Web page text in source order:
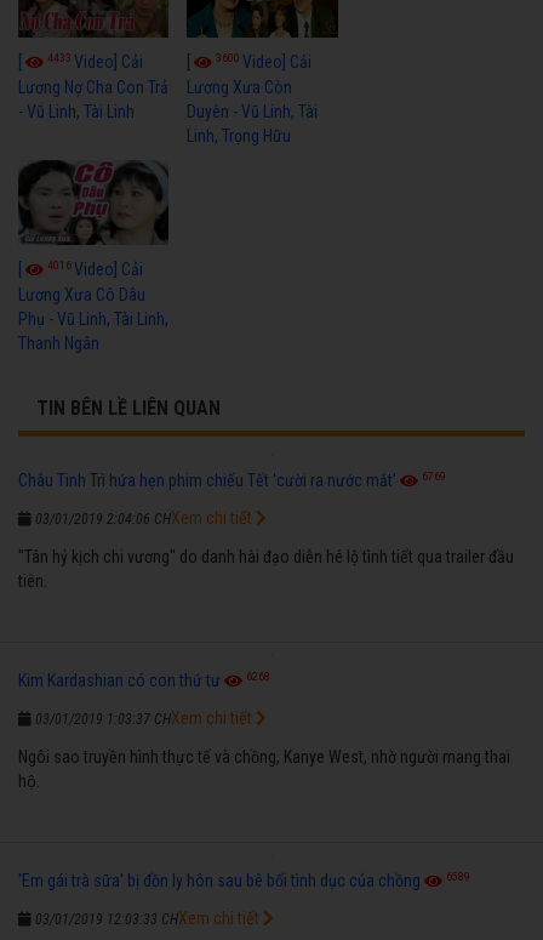
4433 Video] Cải
Lương Nợ Cha Con Trả
- Vũ Linh, Tài Linh
3600Video] Cải
Lương Xưa Còn
Duyên - Vũ Linh, Tài
Linh, Trọng Hữu
[ 4016Video] Cải
Lương Xưa Cô Dâu
Phụ - Vũ Linh, Tài Linh,
Thanh Ngân
TIN BÊN LỀ LIÊN QUAN
Châu Tinh Trì hứa hẹn phim chiếu Tết 'cười ra nước mắt' 6769
03/01/2019 2:04:06 CH
"Tân hỷ kịch chi vương" do danh hài đạo diễn hé lộ tình tiết qua trailer đầu
tiên.
Xem chi tiết
Kim Kardashian có con thứ tư 6268
03/01/2019 1:03:37 CH
Ngôi sao truyền hình thực tế và chồng, Kanye West, nhờ người mang thai
hộ.
Xem chi tiết
'Em gái trà sữa' bị đồn ly hôn sau bê bối tình dục của chồng 6589
03/01/2019 12:03:33 CHXem chi tiết